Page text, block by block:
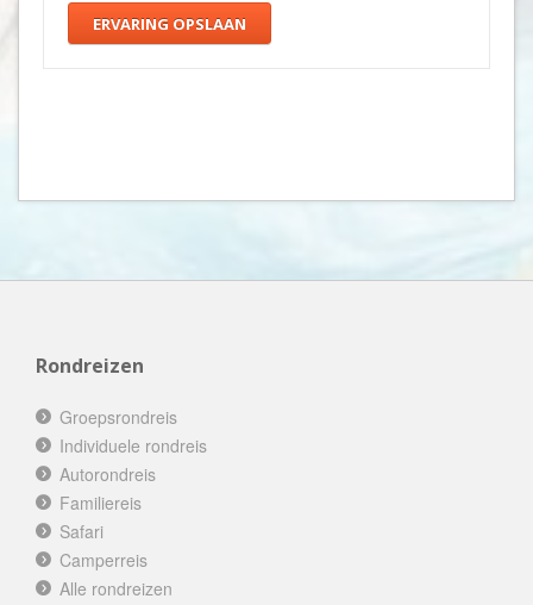
ERVARING OPSLAAN
Rondreizen
Groepsrondreis
Individuele rondreis
Autorondreis
Familiereis
Safari
Camperreis
Alle rondreizen